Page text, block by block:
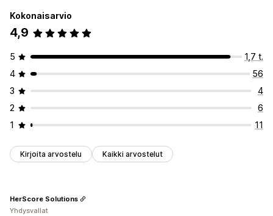
Kokonaisarvio
4,9
5
1,7 t.
4
56
3
4
2
6
1
11
Kirjoita arvostelu Kaikki arvostelut
HerScore Solutions
Yhdysvallat